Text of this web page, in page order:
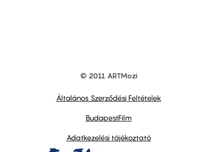
© 2011 ARTMozi
Általános Szerződési Feltételek
BudapestFilm
Adatkezelési tájékoztató